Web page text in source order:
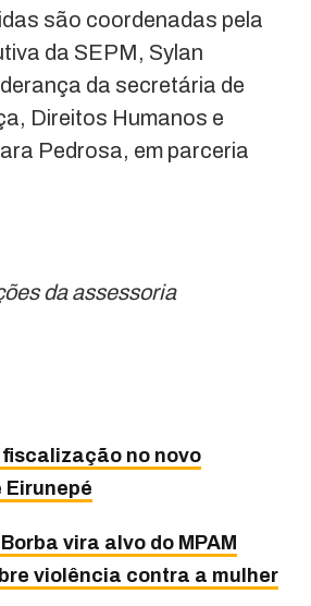
são coordenadas pela
da SEPM, Sylan
da secretária de
Direitos Humanos e
Pedrosa, em parceria
da assessoria
fiscalização no novo
Eirunepé
vira alvo do MPAM
violência contra a mulher